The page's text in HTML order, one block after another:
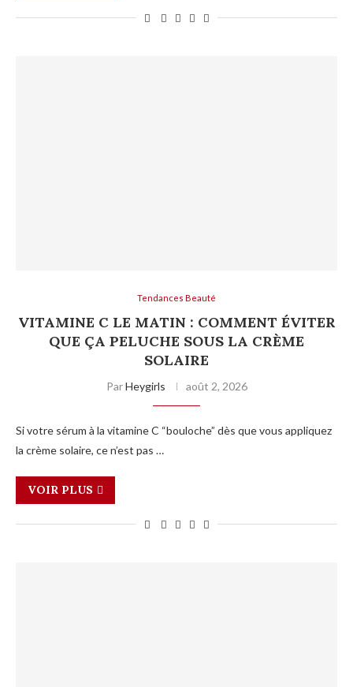
Tendances Beauté
VITAMINE C LE MATIN : COMMENT ÉVITER
QUE ÇA PELUCHE SOUS LA CRÈME
SOLAIRE
ParHeygirls août 2, 2026
Si votre sérum à la vitamine C “bouloche” dès que vous appliquez
la crème solaire, ce n’est pas …
VOIR PLUS